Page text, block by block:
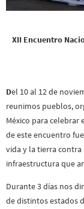
XII Encuentro
Del 10 al 12 de
reunimos pueblos,
México para celebrar
de este encuentro
vida y la tierra
infraestructura que
Durante 3 días nos
de distintos estados